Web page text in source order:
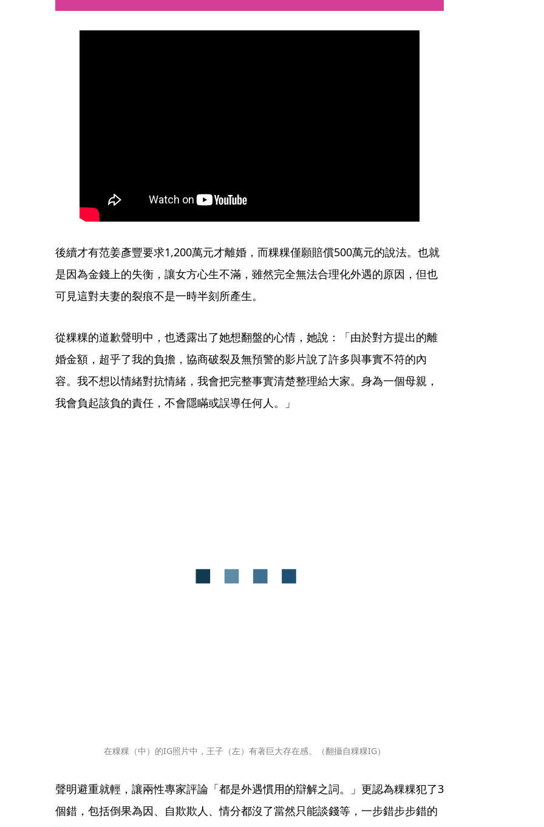
後續才有范姜彥豐要求1,200萬元才離婚，而粿粿僅願賠償500萬元的說法。也就
是因為金錢上的失衡，讓女方心生不滿，雖然完全無法合理化外遇的原因，但也
可見這對夫妻的裂痕不是一時半刻所產生。
從粿粿的道歉聲明中，也透露出了她想翻盤的心情，她說：「由於對方提出的離
婚金額，超乎了我的負擔，協商破裂及無預警的影片說了許多與事實不符的內
容。我不想以情緒對抗情緒，我會把完整事實清楚整理給大家。身為一個母親，
我會負起該負的責任，不會隱瞞或誤導任何人。」
在粿粿（中）的IG照片中，王子（左）有著巨大存在感。（翻攝自粿粿IG）
聲明避重就輕，讓兩性專家評論「都是外遇慣用的辯解之詞。」更認為粿粿犯了3
個錯，包括倒果為因、自欺欺人、情分都沒了當然只能談錢等，一步錯步步錯的